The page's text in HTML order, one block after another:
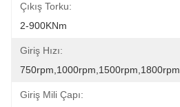
Çıkış Torku:
2-900KNm
Giriş Hızı:
750rpm,1000rpm,1500rpm,1800rpm
Giriş Mili Çapı: